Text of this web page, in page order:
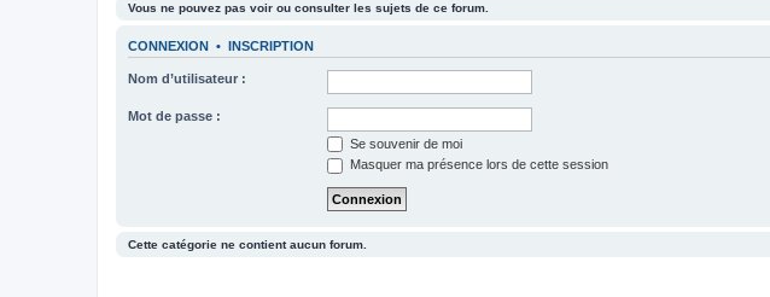
Vous ne pouvez pas voir ou consulter les sujets de ce forum.
CONNEXION • INSCRIPTION
Nom d’utilisateur :
Mot de passe :
Se souvenir de moi
Masquer ma présence lors de cette session
Cette catégorie ne contient aucun forum.